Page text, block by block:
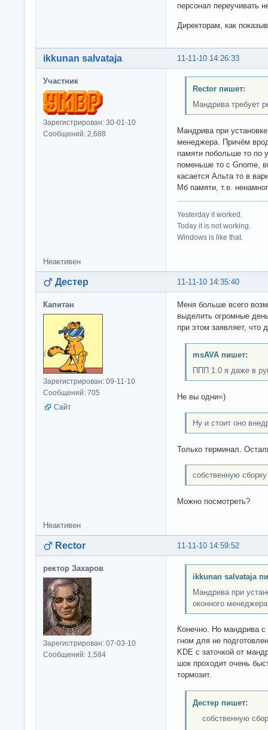
персонал переучивать
Директорам, как
11-11-10 14:26:33
ikkunan salvataja
Участник
Зарегистрирован: 30-01-10
Сообщений: 2,688
Rector пишет:
Мандрива требует
Мандрива при
менеджера. Причём
памяти побольше то по
поменьше то с Gnome,
касается Альта то в
Мб памяти, т.е.
Yesterday it worked.
Today it is not working.
Windows is like that.
Неактивен
11-11-10 14:35:40
Дестер
Капитан
Зарегистрирован: 09-11-10
Сообщений: 705
Сайт
Меня больше всего
выделить огромные
при этом заявляет, что
msAVA пишет:
ППП 1.0 я даже в
Не вы одни=)
Ну и стоит оно
Только терминал.
собственную
Можно посмотреть?
Неактивен
11-11-10 14:59:52
Rector
ректор Захаров
Зарегистрирован: 07-03-10
Сообщений: 1,584
ikkunan salvataja
Мандрива при
оконного
Конечно. Но мандрива
гном для не
KDE с заточкой от
шок проходит очень
тормозит.
Дестер пишет:
собственную